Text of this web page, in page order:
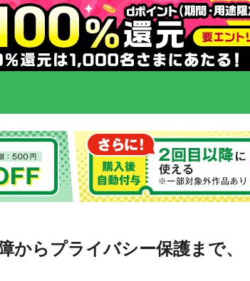
からプライバシー保護まで